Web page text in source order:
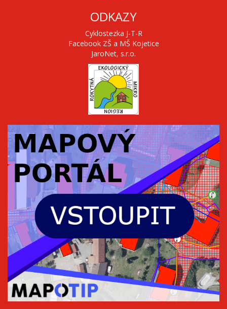
ODKAZY
Cyklostezka J-T-R
Facebook ZŠ a MŠ Kojetice
JaroNet, s.r.o.